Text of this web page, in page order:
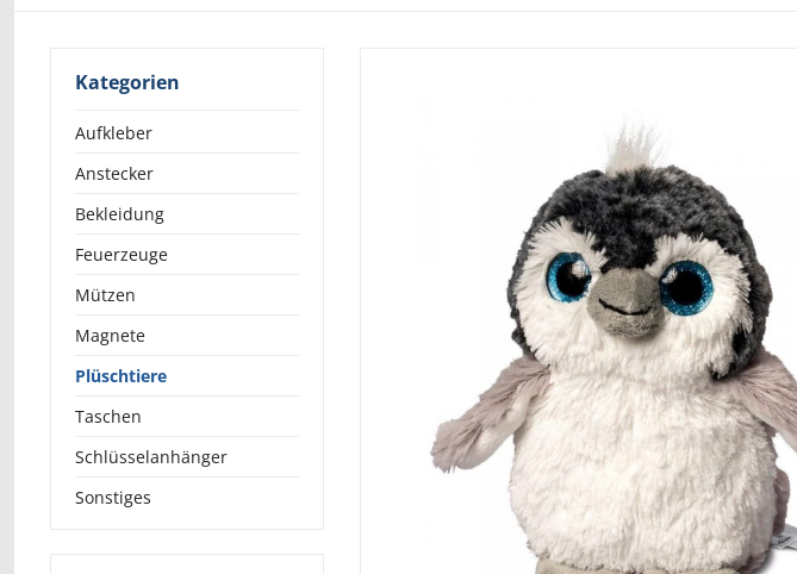
Kategorien
Aufkleber
Anstecker
Bekleidung
Feuerzeuge
Mützen
Magnete
Plüschtiere
Taschen
Schlüsselanhänger
Sonstiges